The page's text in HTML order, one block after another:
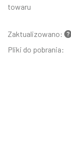
towaru
Zaktualizowano:
Pliki do pobrania: